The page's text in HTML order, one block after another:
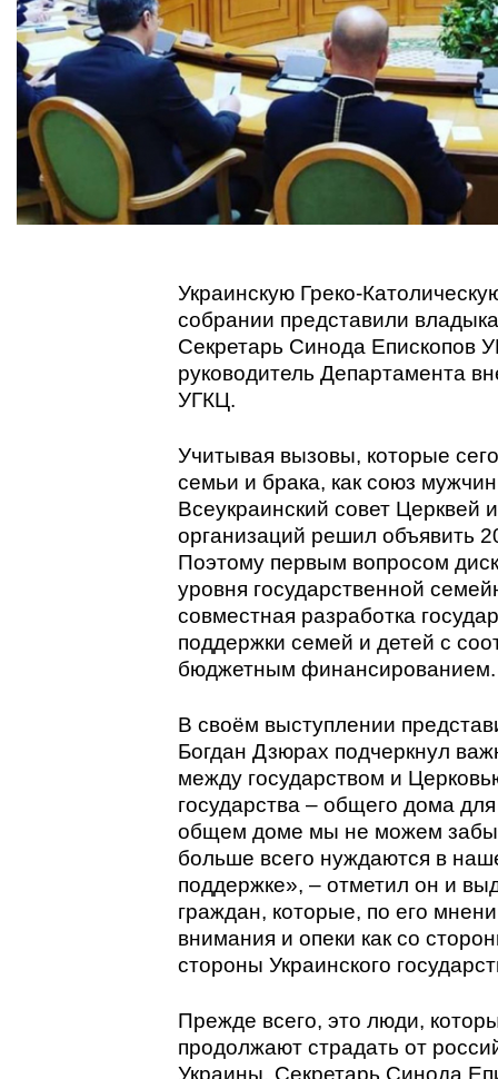
Украинскую Греко-
собрании представили
Секретарь Синода Епископов
руководитель Департамента
УГКЦ.
Учитывая вызовы, которые
семьи и брака, как союз
Всеукраинский совет Церквей
организаций решил объявить
Поэтому первым вопросом
уровня государственной
совместная разработка
поддержки семей и детей с
бюджетным финансированием.
В своём выступлении
Богдан Дзюрах подчеркнул
между государством и
государства – общего дома
общем доме мы не можем
больше всего нуждаются в
поддержке», – отметил он и
граждан, которые, по его
внимания и опеки как со
стороны Украинского
Прежде всего, это люди,
продолжают страдать от
Украины. Секретарь Синода